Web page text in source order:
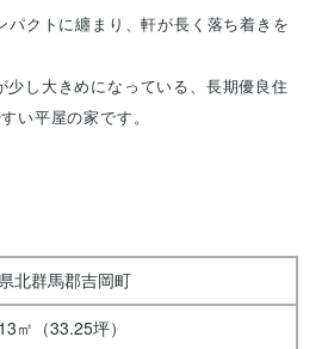
パクトに纏まり、軒が長く落ち着きを
少し大きめになっている、長期優良住
い平屋の家です。
北群馬郡吉岡町
㎡（33.25坪）